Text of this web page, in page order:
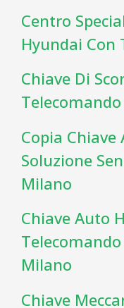
Centro
Hyundai Con
Chiave Di
Copia
Soluzione
Milano
Chiave Auto
Milano
Chiave